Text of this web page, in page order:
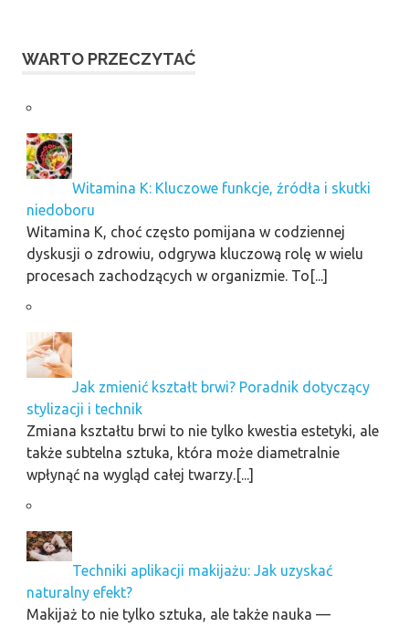
WARTO PRZECZYTAĆ
Witamina K: Kluczowe funkcje, źródła i skutki
niedoboru
Witamina K, choć często pomijana w codziennej
dyskusji o zdrowiu, odgrywa kluczową rolę w wielu
procesach zachodzących w organizmie. To[...]
Jak zmienić kształt brwi? Poradnik dotyczący
stylizacji i technik
Zmiana kształtu brwi to nie tylko kwestia estetyki, ale
także subtelna sztuka, która może diametralnie
wpłynąć na wygląd całej twarzy.[...]
Techniki aplikacji makijażu: Jak uzyskać
naturalny efekt?
Makijaż to nie tylko sztuka, ale także nauka —